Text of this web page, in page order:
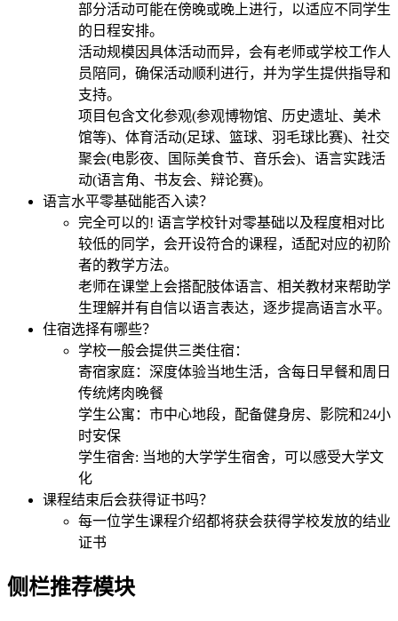
部分活动可能在傍晚或晚上进行，以适应不同学生
的日程安排。
活动规模因具体活动而异，会有老师或学校工作人
员陪同，确保活动顺利进行，并为学生提供指导和
支持。
项目包含文化参观(参观博物馆、历史遗址、美术
馆等)、体育活动(足球、篮球、羽毛球比赛)、社交
聚会(电影夜、国际美食节、音乐会)、语言实践活
动(语言角、书友会、辩论赛)。
语言水平零基础能否入读？
完全可以的! 语言学校针对零基础以及程度相对比
较低的同学，会开设符合的课程，适配对应的初阶
者的教学方法。
老师在课堂上会搭配肢体语言、相关教材来帮助学
生理解并有自信以语言表达，逐步提高语言水平。
住宿选择有哪些？
学校一般会提供三类住宿：
寄宿家庭：深度体验当地生活，含每日早餐和周日
传统烤肉晚餐
学生公寓：市中心地段，配备健身房、影院和24小
时安保
学生宿舍: 当地的大学学生宿舍，可以感受大学文
化
课程结束后会获得证书吗？
每一位学生课程介绍都将获会获得学校发放的结业
证书
侧栏推荐模块